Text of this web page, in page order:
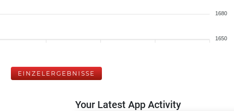
1680
1650
EINZELERGEBNISSE
Your Latest App Activity